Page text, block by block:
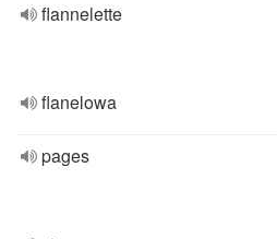
flannelette
flanelowa
pages